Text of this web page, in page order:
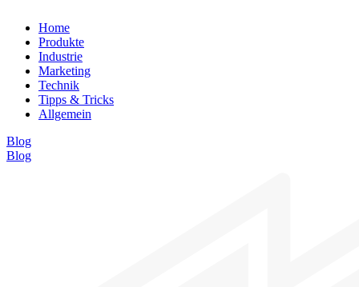
Home
Produkte
Industrie
Marketing
Technik
Tipps & Tricks
Allgemein
Blog
Blog